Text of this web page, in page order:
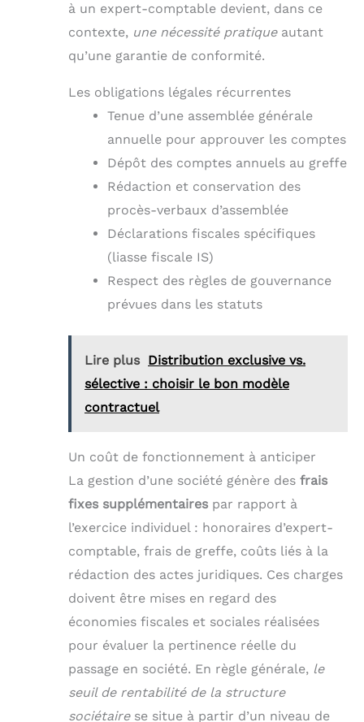
à un expert-comptable devient, dans ce
contexte, une nécessité pratiqueautant
qu’une garantie de conformité.
Les obligations légales récurrentes
Tenue d’une assemblée générale
annuelle pour approuver les comptes
Dépôt des comptes annuels au greffe
Rédaction et conservation des
procès-verbaux d’assemblée
Déclarations fiscales spécifiques
(liasse fiscale IS)
Respect des règles de gouvernance
prévues dans les statuts
Lire plus Distribution exclusive vs.
sélective : choisir le bon modèle
contractuel
Un coût de fonctionnement à anticiper
La gestion d’une société génère des frais
fixes supplémentaires par rapport à
l’exercice individuel : honoraires d’expert-
comptable, frais de greffe, coûts liés à la
rédaction des actes juridiques. Ces charges
doivent être mises en regard des
économies fiscales et sociales réalisées
pour évaluer la pertinence réelle du
passage en société. En règle générale, le
seuil de rentabilité de la structure
sociétairese situe à partir d’un niveau de